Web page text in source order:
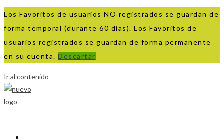
Los Favoritos de usuarios NO registrados se guardan de
forma temporal (durante 60 días). Los Favoritos de
usuarios registrados se guardan de forma permanente
en su cuenta. Descartar
Ir al contenido